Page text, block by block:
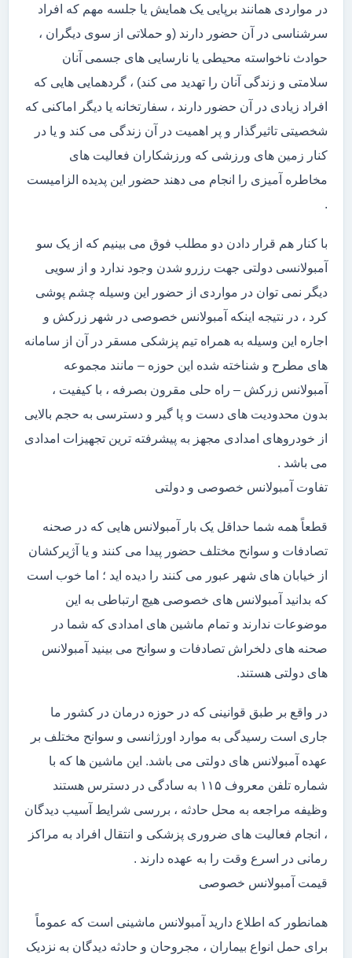
در مواردی همانند برپایی یک همایش یا جلسه مهم که افراد
سرشناسی در آن حضور دارند (و حملاتی از سوی دیگران ،
حوادث ناخواسته محیطی یا نارسایی های جسمی آنان
سلامتی و زندگی آنان را تهدید می کند) ، گردهمایی هایی که
افراد زیادی در آن حضور دارند ، سفارتخانه یا دیگر اماکنی که
شخصیتی تاثیرگذار و پر اهمیت در آن زندگی می کند و یا در
کنار زمین های ورزشی که ورزشکاران فعالیت های
مخاطره آمیزی را انجام می دهند حضور این پدیده الزامیست
.
با کنار هم قرار دادن دو مطلب فوق می بینیم که از یک سو
آمبولانسی دولتی جهت رزرو شدن وجود ندارد و از سویی
دیگر نمی توان در مواردی از حضور این وسیله چشم پوشی
کرد ، در نتیجه اینکه آمبولانس خصوصی در شهر زرکش و
اجاره این وسیله به همراه تیم پزشکی مسقر در آن از سامانه
های مطرح و شناخته شده این حوزه – مانند مجموعه
آمبولانس زرکش – راه حلی مقرون بصرفه ، با کیفیت ،
بدون محدودیت های دست و پا گیر و دسترسی به حجم بالایی
از خودروهای امدادی مجهز به پیشرفته ترین تجهیزات امدادی
می باشد .
تفاوت آمبولانس خصوصی و دولتی
قطعاً همه شما حداقل یک بار آمبولانس هایی که در صحنه
تصادفات و سوانح مختلف حضور پیدا می کنند و یا آژیرکشان
از خیابان های شهر عبور می کنند را دیده اید ؛ اما خوب است
که بدانید آمبولانس های خصوصی هیچ ارتباطی به این
موضوعات ندارند و تمام ماشین های امدادی که شما در
صحنه های دلخراش تصادفات و سوانح می بینید آمبولانس
های دولتی هستند.
در واقع بر طبق قوانینی که در حوزه درمان در کشور ما
جاری است رسیدگی به موارد اورژانسی و سوانح مختلف بر
عهده آمبولانس های دولتی می باشد. این ماشین ها که با
شماره تلفن معروف ۱۱۵ به سادگی در دسترس هستند
وظیفه مراجعه به محل حادثه ، بررسی شرایط آسیب دیدگان
، انجام فعالیت های ضروری پزشکی و انتقال افراد به مراکز
رمانی در اسرع وقت را به عهده دارند .
قیمت آمبولانس خصوصی
همانطور که اطلاع دارید آمبولانس ماشینی است که عموماً
برای حمل انواع بیماران ، مجروحان و حادثه دیدگان به نزدیک